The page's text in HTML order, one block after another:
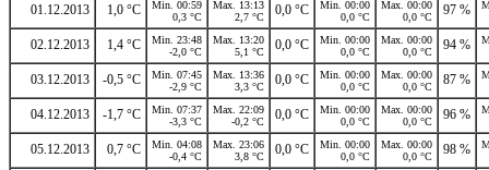
01.12.2013 1,0 °C
Min. 00:59
0,3 °C
Max. 13:13
2,7 °C
0,0 °C
Min. 00:00
0,0 °C
Max. 00:00
0,0 °C
97 %
02.12.2013 1,4 °C
Min. 23:48
-2,0 °C
Max. 13:20
5,1 °C
0,0 °C
Min. 00:00
0,0 °C
Max. 00:00
0,0 °C
94 %
03.12.2013 -0,5 °C
Min. 07:45
-2,9 °C
Max. 13:36
3,3 °C
0,0 °C
Min. 00:00
0,0 °C
Max. 00:00
0,0 °C
87 %
04.12.2013 -1,7 °C
Min. 07:37
-3,3 °C
Max. 22:09
-0,2 °C
0,0 °C
Min. 00:00
0,0 °C
Max. 00:00
0,0 °C
96 %
05.12.2013 0,7 °C
Min. 04:08
-0,4 °C
Max. 23:06
3,8 °C
0,0 °C
Min. 00:00
0,0 °C
Max. 00:00
0,0 °C
98 %